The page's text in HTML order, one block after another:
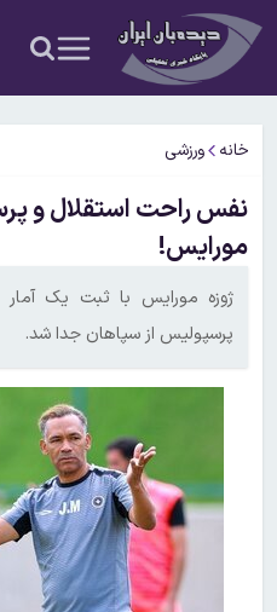
خانه ورزشی
نفس راحت استقلال و
مورایس!
ژوزه مورایس با ثبت یک
پرسپولیس از سپاهان جدا شد.